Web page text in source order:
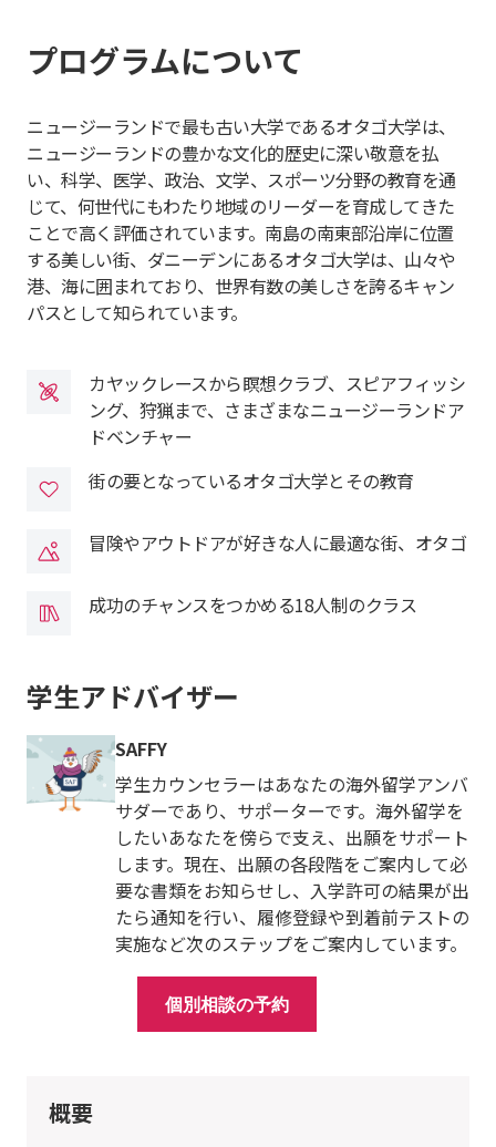
プログラムについて
ニュージーランドで最も古い大学であるオタゴ大学は、
ニュージーランドの豊かな文化的歴史に深い敬意を払
い、科学、医学、政治、文学、スポーツ分野の教育を通
じて、何世代にもわたり地域のリーダーを育成してきた
ことで高く評価されています。南島の南東部沿岸に位置
する美しい街、ダニーデンにあるオタゴ大学は、山々や
港、海に囲まれており、世界有数の美しさを誇るキャン
パスとして知られています。
カヤックレースから瞑想クラブ、スピアフィッシ
ング、狩猟まで、さまざまなニュージーランドア
ドベンチャー
街の要となっているオタゴ大学とその教育
冒険やアウトドアが好きな人に最適な街、オタゴ
成功のチャンスをつかめる18人制のクラス
学生アドバイザー
SAFFY
学生カウンセラーはあなたの海外留学アンバ
サダーであり、サポーターです。海外留学を
したいあなたを傍らで支え、出願をサポート
します。現在、出願の各段階をご案内して必
要な書類をお知らせし、入学許可の結果が出
たら通知を行い、履修登録や到着前テストの
実施など次のステップをご案内しています。
個別相談の予約
概要